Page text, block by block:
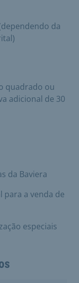
da
quadrado ou
adicional de 30
da Baviera
para a venda de
especiais